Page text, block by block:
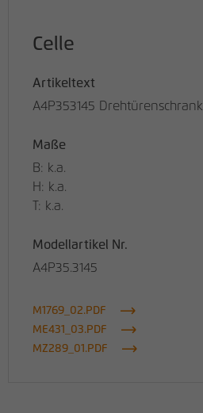
Celle
Artikeltext
A4P353145 Drehtürenschrank
Maße
B: k.a.
H: k.a.
T: k.a.
Modellartikel Nr.
A4P35.3145
M1769_02.PDF
ME431_03.PDF
MZ289_01.PDF